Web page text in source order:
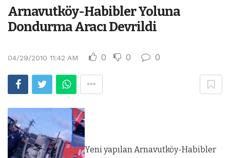
Arnavutköy-Habibler Yoluna
Dondurma Aracı Devrildi
04/29/2010 11:42 AM 0 0 0
Yeni yapılan Arnavutköy-Habibler